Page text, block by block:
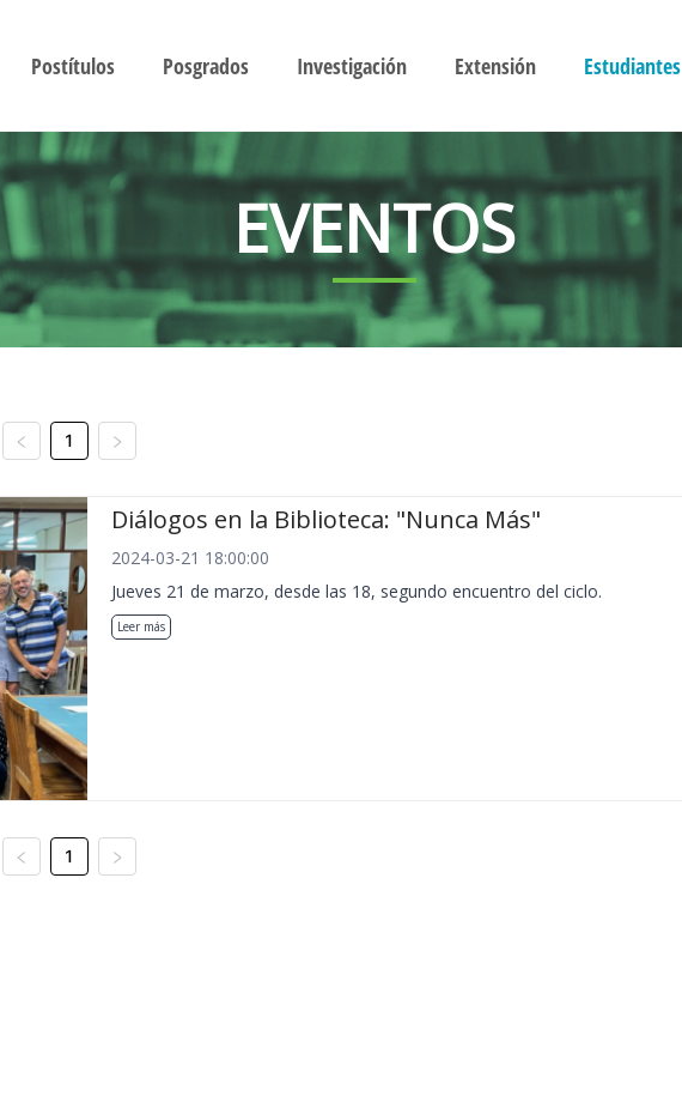
Postítulos Posgrados Investigación Extensión Estudiantes
EVENTOS
1
Diálogos en la Biblioteca: "Nunca Más"
2024-03-21 18:00:00
Jueves 21 de marzo, desde las 18, segundo encuentro del ciclo.
Leer más
1